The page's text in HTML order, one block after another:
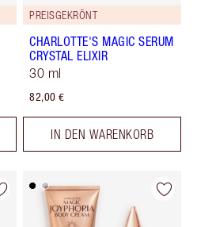
PREISGEKRÖNT
CHARLOTTE'S MAGIC SERUM
CRYSTAL ELIXIR
30 ml
82,00 €
IN DEN WARENKORB